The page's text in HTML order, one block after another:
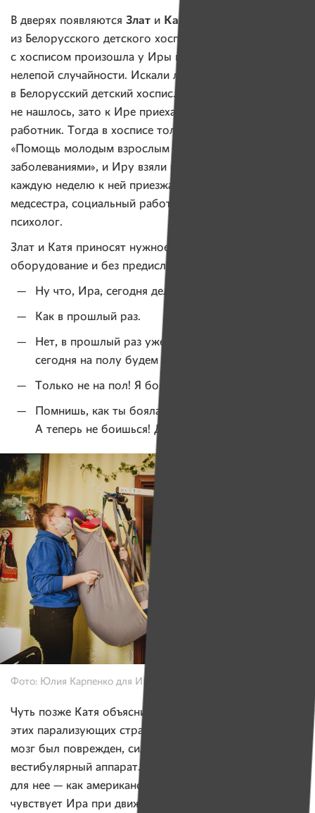
В дверях появляются Злат и Катя
из Белорусского детского хосписа. Встреча
с хосписом произошла у Иры по абсолютной, даже
нелепой случайности. Искали логопеда, позвонили
в Белорусский детский хоспис. Логопеда там
не нашлось, зато к Ире приехал социальный
работник. Тогда в хосписе только стартовал проект
«Помощь молодым взрослым с неизлечимыми
заболеваниями», и Иру взяли под опеку. Теперь
каждую неделю к ней приезжает абилитолог,
медсестра, социальный работник, часто заглядывает
психолог.
Злат и Катя приносят нужное для работы
оборудование и без предисловий переходят к делу.
Ну что, Ира, сегодня делать будем?
Как в прошлый раз.
Нет, в прошлый раз уже научились. Давай
сегодня на полу будем заниматься.
Только не на пол! Я боюсь.
Помнишь, как ты боялась сидеть на кровати?
А теперь не боишься! Давай попробуем!
Фото: Юлия Карпенко для ИМЕН
Чуть позже Катя объяснит маме возможную причину
этих парализующих страхов Иры. Во время аварии
мозг был поврежден, сильно пострадал
вестибулярный аппарат. И теперь каждое движение
для нее — как американские горки. Чтобы понять, что
чувствует Ира при движении, можно просто одеть